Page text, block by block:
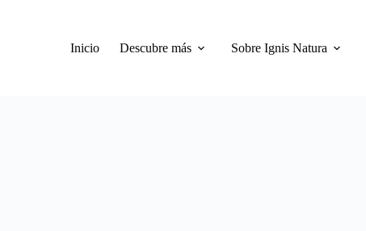
Inicio
Descubre más Sobre Ignis Natura